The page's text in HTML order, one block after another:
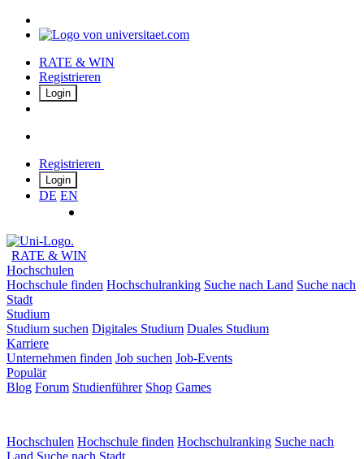
RATE & WIN
Registrieren
Login
Registrieren
Login
DE EN
RATE & WIN
Hochschulen
Hochschule finden Hochschulranking Suche nach Land Suche nach
Stadt
Studium
Studium suchen Digitales Studium Duales Studium
Karriere
Unternehmen finden Job suchen Job-Events
Populär
Blog Forum Studienführer Shop Games
Hochschulen Hochschule finden Hochschulranking Suche nach
Land Suche nach Stadt